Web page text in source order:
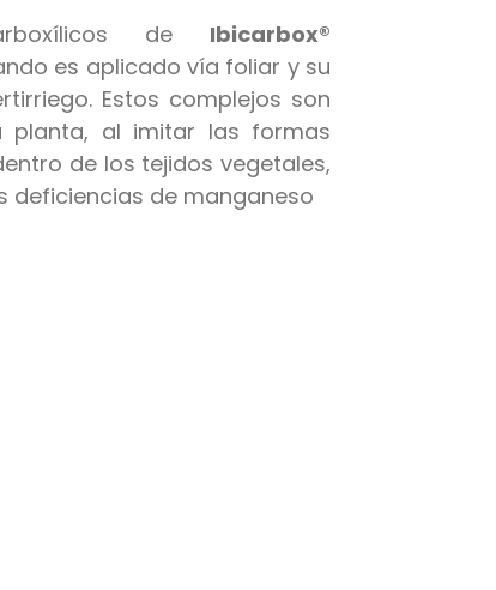
de Ibicarbox®
es aplicado vía foliar y su
Estos complejos son
planta, al imitar las formas
de los tejidos vegetales,
deficiencias de manganeso